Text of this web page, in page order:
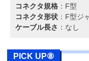
コネクタ規格 ：F型
コネクタ形状 ：F型ジ
ケーブル長さ ：なし
PICK UP⑧